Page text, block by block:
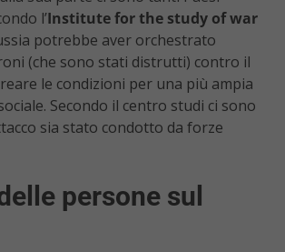
l’Institute for the study of war
potrebbe aver orchestrato
(che sono stati distrutti) contro il
le condizioni per una più ampia
Secondo il centro studi ci sono
sia stato condotto da forze
persone sul